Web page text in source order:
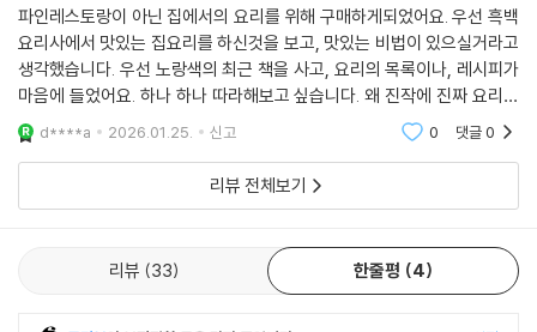
설날 아침상
만둣국, 육전 & 연근 새우전, 물미역 조갯살 냉채, 과일 잣 샐러드
Table Styling Idea
포트럭 파티
장어 지라시 덮밥, 중국식 당면 생채, 매콤 닭강정, 찹쌀 케이크
Table Styling Idea
파인레스토랑이 아닌 집에서의 요리를 위해 구매하게되었어요. 우선 흑백
요리사에서 맛있는 집요리를 하신것을 보고, 맛있는 비법이 있으실거라고
생각했습니다. 우선 노랑색의 최근 책을 사고, 요리의 목록이나, 레시피가
마음에 들었어요. 하나 하나 따라해보고 싶습니다. 왜 진작에 진짜 요리책
을 못만나고, 가짜 요리책과 너무 얕은 지식이 있거나 아예 없는 책만 사모
았는지... 감사
d****a 2026.01.25. 신고 0 댓글0
리뷰 전체보기
리뷰 33 한줄평 4